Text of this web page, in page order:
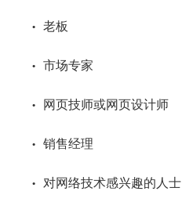
老板
市场专家
网页技师或网页设计师
销售经理
对网络技术感兴趣的人士